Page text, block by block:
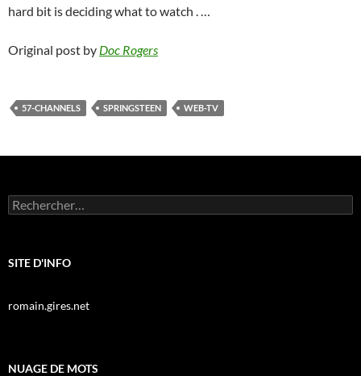
hard bit is deciding what to watch . …
Original post by Doc Rogers
57-CHANNELS SPRINGSTEEN WEB-TV
Rechercher :
SITE D'INFO
romain.gires.net
NUAGE DE MOTS